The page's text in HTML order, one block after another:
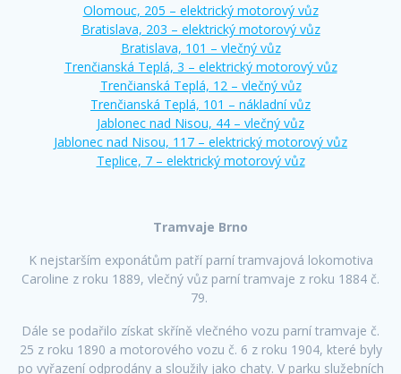
Olomouc, 205 – elektrický motorový vůz
Bratislava, 203 – elektrický motorový vůz
Bratislava, 101 – vlečný vůz
Trenčianská Teplá, 3 – elektrický motorový vůz
Trenčianská Teplá, 12 – vlečný vůz
Trenčianská Teplá, 101 – nákladní vůz
Jablonec nad Nisou, 44 – vlečný vůz
Jablonec nad Nisou, 117 – elektrický motorový vůz
Teplice, 7 – elektrický motorový vůz
Tramvaje Brno
K nejstarším exponátům patří parní tramvajová lokomotiva
Caroline z roku 1889, vlečný vůz parní tramvaje z roku 1884 č.
79.
Dále se podařilo získat skříně vlečného vozu parní tramvaje č.
25 z roku 1890 a motorového vozu č. 6 z roku 1904, které byly
po vyřazení odprodány a sloužily jako chaty. V parku služebních